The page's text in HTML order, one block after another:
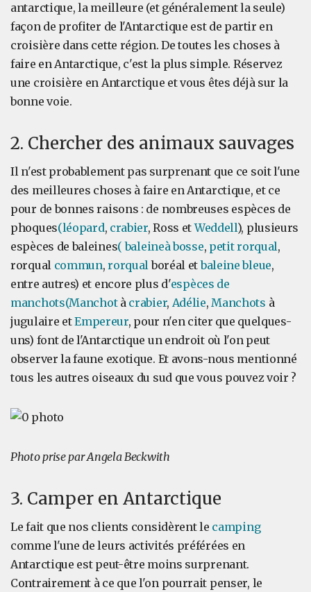
antarctique, la meilleure (et généralement la seule)
façon de profiter de l'Antarctique est de partir en
croisière dans cette région. De toutes les choses à
faire en Antarctique, c'est la plus simple. Réservez
une croisière en Antarctique et vous êtes déjà sur la
bonne voie.
2. Chercher des animaux sauvages
Il n'est probablement pas surprenant que ce soit l'une
des meilleures choses à faire en Antarctique, et ce
pour de bonnes raisons : de nombreuses espèces de
phoques(léopard, crabier, Ross etWeddell), plusieurs
espèces de baleines( baleineà bosse, petit rorqual,
rorqual commun,rorqualboréal etbaleine bleue,
entre autres) et encore plus d'espèces de
manchots(Manchotà crabier, Adélie,Manchots à
jugulaire etEmpereur, pour n'en citer que quelques-
uns) font de l'Antarctique un endroit où l'on peut
observer la faune exotique. Et avons-nous mentionné
tous les autres oiseaux du sud que vous pouvez voir ?
Photo prise par Angela Beckwith
3. Camper en Antarctique
Le fait que nos clients considèrent le camping
comme l'une de leurs activités préférées en
Antarctique est peut-être moins surprenant.
Contrairement à ce que l'on pourrait penser, le